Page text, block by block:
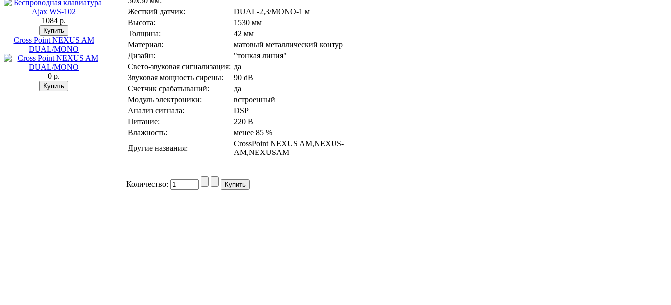
1084 p.
Cross Point NEXUS AM
DUAL/MONO
0 p.
Жесткий датчик:
DUAL-2,3/MONO-1 м
Высота:
1530 мм
Толщина:
42 мм
Материал:
матовый металлический контур
Дизайн:
"тонкая линия"
Свето-звуковая сигнализация: да
Звуковая мощность сирены:
90 dB
Счетчик срабатываний:
да
Модуль электроники:
встроенный
Анализ сигнала:
DSP
Питание:
220 В
Влажность:
менее 85 %
Другие названия:
CrossPoint NEXUS AM,NEXUS-
AM,NEXUSAM
Количество: